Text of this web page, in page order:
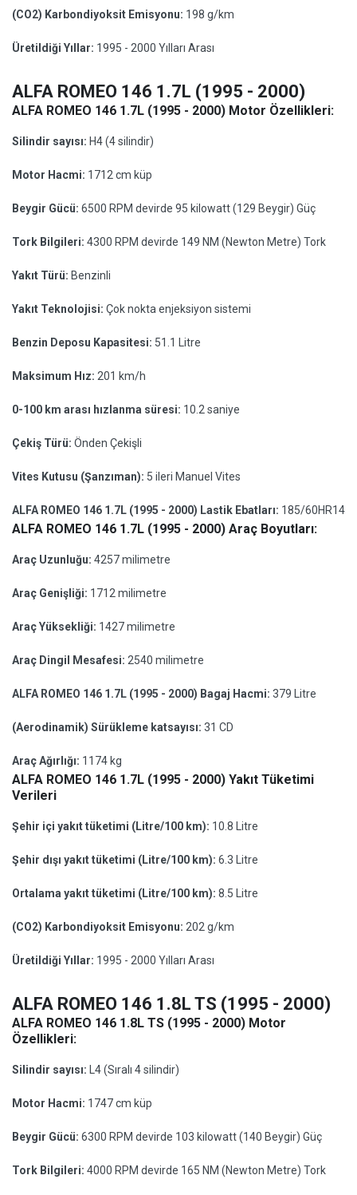
(CO2) Karbondiyoksit Emisyonu: 198 g/km
Üretildiği Yıllar: 1995 - 2000 Yılları Arası
ALFA ROMEO 146 1.7L (1995 - 2000)
ALFA ROMEO 146 1.7L (1995 - 2000) Motor Özellikleri:
Silindir sayısı: H4 (4 silindir)
Motor Hacmi: 1712 cm küp
Beygir Gücü: 6500 RPM devirde 95 kilowatt (129 Beygir) Güç
Tork Bilgileri: 4300 RPM devirde 149 NM (Newton Metre) Tork
Yakıt Türü: Benzinli
Yakıt Teknolojisi: Çok nokta enjeksiyon sistemi
Benzin Deposu Kapasitesi: 51.1 Litre
Maksimum Hız: 201 km/h
0-100 km arası hızlanma süresi: 10.2 saniye
Çekiş Türü: Önden Çekişli
Vites Kutusu (Şanzıman): 5 ileri Manuel Vites
ALFA ROMEO 146 1.7L (1995 - 2000) Lastik Ebatları: 185/60HR14
ALFA ROMEO 146 1.7L (1995 - 2000) Araç Boyutları:
Araç Uzunluğu: 4257 milimetre
Araç Genişliği: 1712 milimetre
Araç Yüksekliği: 1427 milimetre
Araç Dingil Mesafesi: 2540 milimetre
ALFA ROMEO 146 1.7L (1995 - 2000) Bagaj Hacmi: 379 Litre
(Aerodinamik) Sürükleme katsayısı: 31 CD
Araç Ağırlığı: 1174 kg
ALFA ROMEO 146 1.7L (1995 - 2000) Yakıt Tüketimi
Verileri
Şehir içi yakıt tüketimi (Litre/100 km): 10.8 Litre
Şehir dışı yakıt tüketimi (Litre/100 km): 6.3 Litre
Ortalama yakıt tüketimi (Litre/100 km): 8.5 Litre
(CO2) Karbondiyoksit Emisyonu: 202 g/km
Üretildiği Yıllar: 1995 - 2000 Yılları Arası
ALFA ROMEO 146 1.8L TS (1995 - 2000)
ALFA ROMEO 146 1.8L TS (1995 - 2000) Motor
Özellikleri:
Silindir sayısı: L4 (Sıralı 4 silindir)
Motor Hacmi: 1747 cm küp
Beygir Gücü: 6300 RPM devirde 103 kilowatt (140 Beygir) Güç
Tork Bilgileri: 4000 RPM devirde 165 NM (Newton Metre) Tork